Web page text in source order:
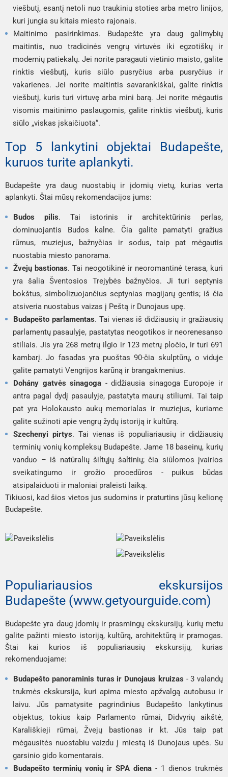
viešbutį, esantį netoli nuo traukinių stoties arba metro linijos,
kuri jungia su kitais miesto rajonais.
Maitinimo pasirinkimas. Budapešte yra daug galimybių
maitintis, nuo tradicinės vengrų virtuvės iki egzotiškų ir
modernių patiekalų. Jei norite paragauti vietinio maisto, galite
rinktis viešbutį, kuris siūlo pusryčius arba pusryčius ir
vakarienes. Jei norite maitintis savarankiškai, galite rinktis
viešbutį, kuris turi virtuvę arba mini barą. Jei norite mėgautis
visomis maitinimo paslaugomis, galite rinktis viešbutį, kuris
siūlo „viskas įskaičiuota“.
Top 5 lankytini objektai Budapešte,
kuruos turite aplankyti.
Budapešte yra daug nuostabių ir įdomių vietų, kurias verta
aplankyti. Štai mūsų rekomendacijos jums:
Budos pilis. Tai istorinis ir architektūrinis perlas,
dominuojantis Budos kalne. Čia galite pamatyti gražius
rūmus, muziejus, bažnyčias ir sodus, taip pat mėgautis
nuostabia miesto panorama.
Žvejų bastionas. Tai neogotikinė ir neoromantinė terasa, kuri
yra šalia Šventosios Trejybės bažnyčios. Ji turi septynis
bokštus, simbolizuojančius septynias magijarų gentis; iš čia
atsiveria nuostabus vaizas į Peštą ir Dunojaus upę.
Budapešto parlamentas. Tai vienas iš didžiausių ir gražiausių
parlamentų pasaulyje, pastatytas neogotikos ir neorenesanso
stiliais. Jis yra 268 metrų ilgio ir 123 metrų pločio, ir turi 691
kambarį. Jo fasadas yra puoštas 90-čia skulptūrų, o viduje
galite pamatyti Vengrijos karūną ir brangakmenius.
Dohány gatvės sinagoga - didžiausia sinagoga Europoje ir
antra pagal dydį pasaulyje, pastatyta maurų stiliumi. Tai taip
pat yra Holokausto aukų memorialas ir muziejus, kuriame
galite sužinoti apie vengrų žydų istoriją ir kultūrą.
Szechenyi pirtys. Tai vienas iš populiariausių ir didžiausių
terminių vonių kompleksų Budapešte. Jame 18 baseinų, kurių
vanduo – iš natūralių šiltųjų šaltinių; čia siūlomos įvairios
sveikatingumo ir grožio procedūros - puikus būdas
atsipalaiduoti ir maloniai praleisti laiką.
Tikiuosi, kad šios vietos jus sudomins ir praturtins jūsų kelionę
Budapešte.
Populiariausios ekskursijos
Budapešte (www.getyourguide.com)
Budapešte yra daug įdomių ir prasmingų ekskursijų, kurių metu
galite pažinti miesto istoriją, kultūrą, architektūrą ir pramogas.
Štai kai kurios iš populiariausių ekskursijų, kurias
rekomenduojame:
Budapešto panoraminis turas ir Dunojaus kruizas - 3 valandų
trukmės ekskursija, kuri apima miesto apžvalgą autobusu ir
laivu. Jūs pamatysite pagrindinius Budapešto lankytinus
objektus, tokius kaip Parlamento rūmai, Didvyrių aikštė,
Karališkieji rūmai, Žvejų bastionas ir kt. Jūs taip pat
mėgausitės nuostabiu vaizdu į miestą iš Dunojaus upės. Su
garsinio gido komentarais.
Budapešto terminių vonių ir SPA diena - 1 dienos trukmės